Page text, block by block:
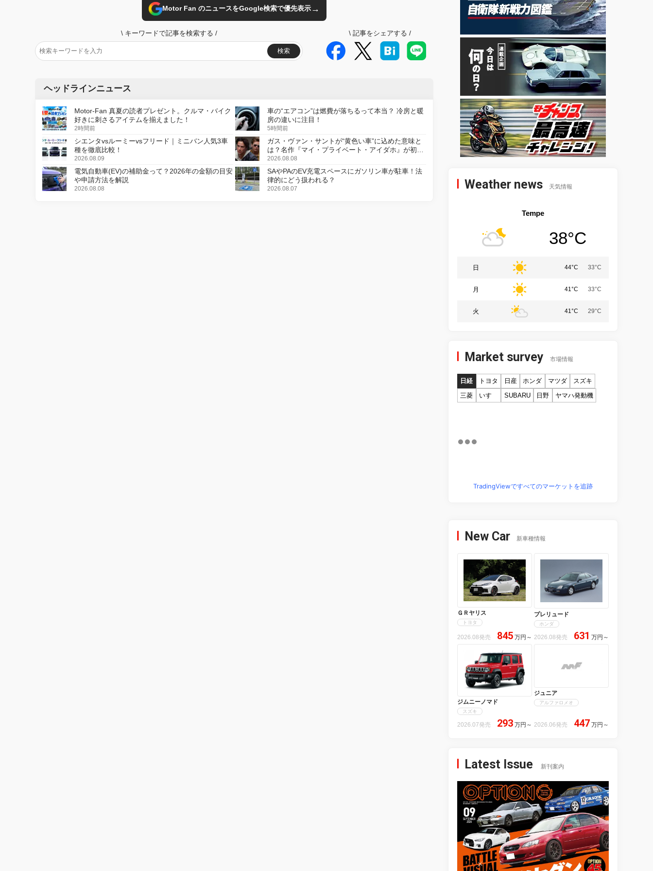
Motor Fan のニュースをGoogle検索で優先表示→
\ キーワードで記事を検索する /
検索
\ 記事をシェアする /
ヘッドラインニュース
Motor-Fan 真夏の読者プレゼント。クルマ・バイク
好きに刺さるアイテムを揃えました！
2時間前
車の“エアコン”は燃費が落ちるって本当？ 冷房と暖
房の違いに注目！
5時間前
シエンタvsルーミーvsフリード｜ミニバン人気3車
種を徹底比較！
2026.08.09
ガス・ヴァン・サントが“黄色い車”に込めた意味と
は？名作『マイ・プライベート・アイダホ』が初の
デジタルリマスター版で復活
2026.08.08
電気自動車(EV)の補助金って？2026年の金額の目安
や申請方法を解説
2026.08.08
SAやPAのEV充電スペースにガソリン車が駐車！法
律的にどう扱われる？
2026.08.07 Weather news 天気情報
Tempe
38°C
日 44°C 33°C
月 41°C 33°C
火 41°C 29°C
Market survey 市場情報
日経 トヨタ 日産 ホンダ マツダ
スズキ
三菱
いすゞ SUBARU 日野 ヤマハ発動機
TradingViewですべてのマーケットを追跡
New Car 新車種情報
ＧＲヤリス
トヨタ
2026.08発売 845 万円 ～
プレリュード
ホンダ
2026.08発売 631 万円 ～
ジムニーノマド
スズキ
2026.07発売 293 万円 ～
ジュニア
アルファロメオ
2026.06発売 447 万円 ～
Latest Issue 新刊案内